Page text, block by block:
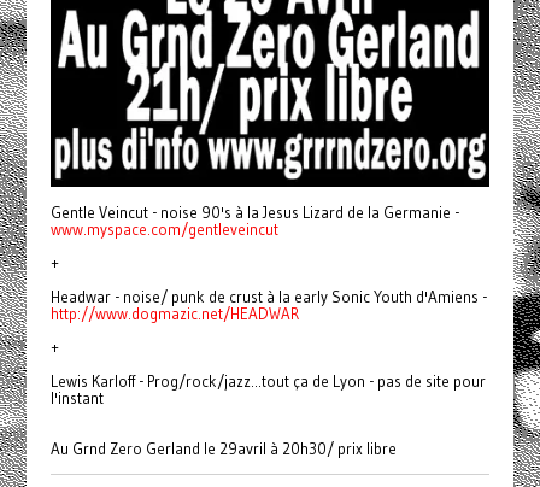
Gentle Veincut - noise 90's à la Jesus Lizard de la Germanie -
www.myspace.com/gentleveincut
+
Headwar - noise/ punk de crust à la early Sonic Youth d'Amiens -
http://www.dogmazic.net/HEADWAR
+
Lewis Karloff - Prog/rock/jazz...tout ça de Lyon - pas de site pour
l'instant
Au Grnd Zero Gerland le 29avril à 20h30/ prix libre